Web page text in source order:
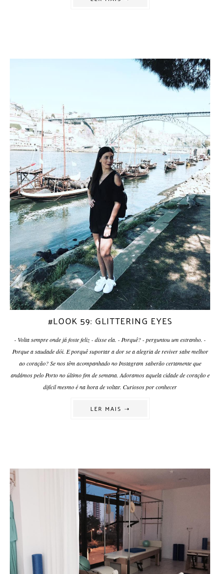
#LOOK 59: GLITTERING EYES
- Volta sempre onde já foste feliz - disse ela. - Porquê? - perguntou um estranho. -
Porque a saudade dói. E porquê suportar a dor se a alegria de reviver sabe melhor
ao coração? Se nos têm acompanhado no Instagram saberão certamente que
andámos pelo Porto no último fim de semana. Adoramos aquela cidade de coração e
difícil mesmo é na hora de voltar. Curiosos por conhecer
LER MAIS ➝